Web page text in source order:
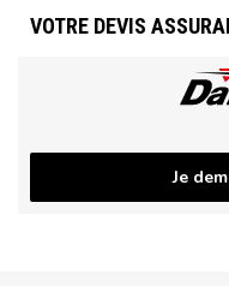
VOTRE DEVIS
Je